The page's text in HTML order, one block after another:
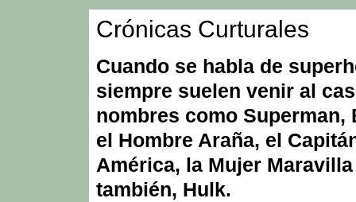
Crónicas Curturales
Cuando se habla de
siempre suelen venir al
nombres como Superman,
el Hombre Araña, el
América, la Mujer
también, Hulk.